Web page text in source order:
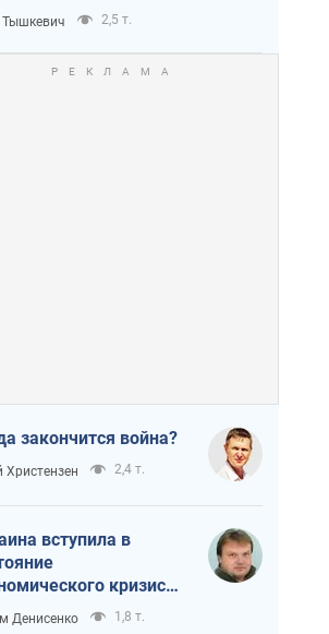
Тышкевич 2,5 т.
закончится война?
Христензен 2,4 т.
вступила в
кризиса.
ли свет в конце
Денисенко 1,8 т.